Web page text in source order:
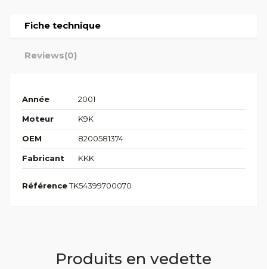
Fiche technique
Reviews(0)
Année 2001
Moteur K9K
OEM 8200581374
Fabricant KKK
RéférenceTK54399700070
Produits en vedette